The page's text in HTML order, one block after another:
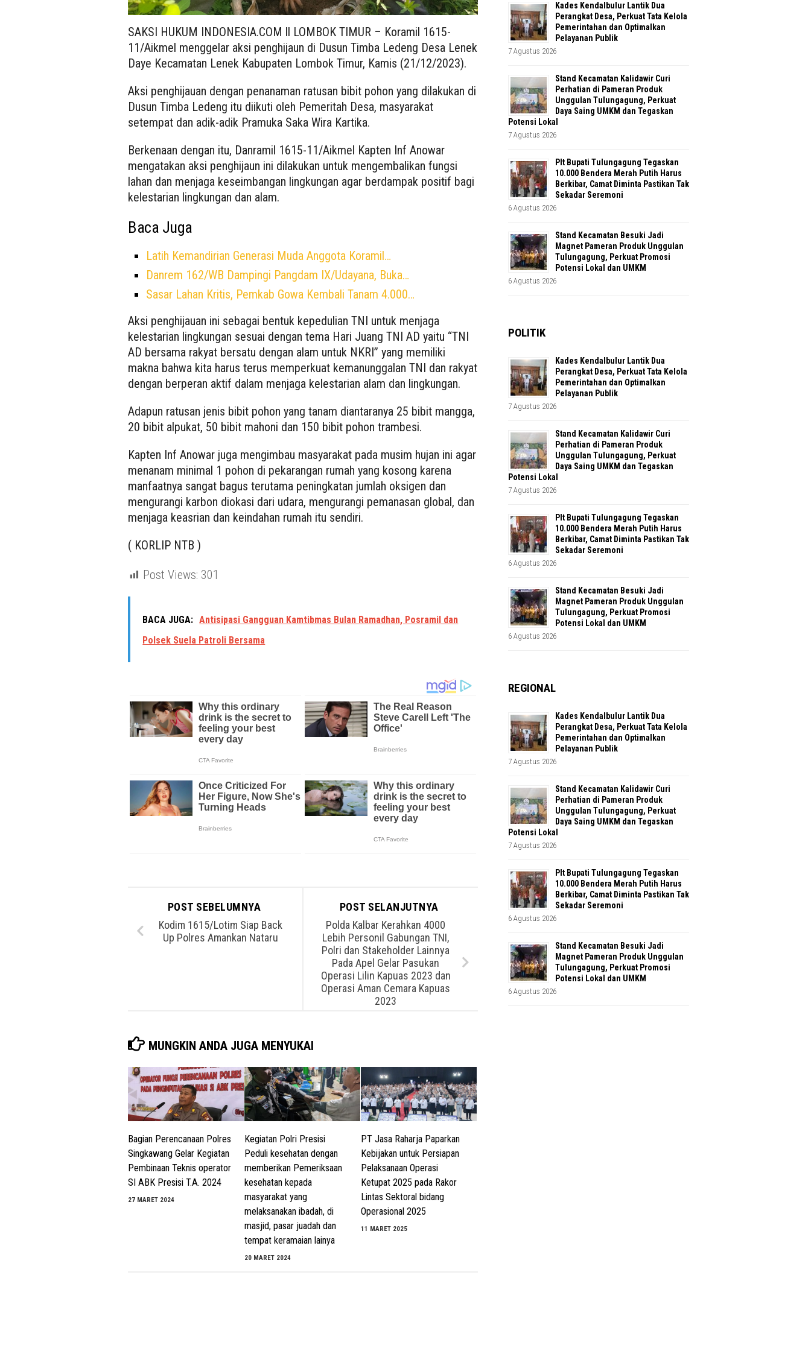
SAKSI HUKUM INDONESIA.COM ll LOMBOK TIMUR – Koramil 1615-
11/Aikmel menggelar aksi penghijaun di Dusun Timba Ledeng Desa Lenek
Daye Kecamatan Lenek Kabupaten Lombok Timur, Kamis (21/12/2023).
Aksi penghijauan dengan penanaman ratusan bibit pohon yang dilakukan di
Dusun Timba Ledeng itu diikuti oleh Pemeritah Desa, masyarakat
setempat dan adik-adik Pramuka Saka Wira Kartika.
Berkenaan dengan itu, Danramil 1615-11/Aikmel Kapten Inf Anowar
mengatakan aksi penghijaun ini dilakukan untuk mengembalikan fungsi
lahan dan menjaga keseimbangan lingkungan agar berdampak positif bagi
kelestarian lingkungan dan alam.
Baca Juga
Latih Kemandirian Generasi Muda Anggota Koramil…
Danrem 162/WB Dampingi Pangdam IX/Udayana, Buka…
Sasar Lahan Kritis, Pemkab Gowa Kembali Tanam 4.000…
Aksi penghijauan ini sebagai bentuk kepedulian TNI untuk menjaga
kelestarian lingkungan sesuai dengan tema Hari Juang TNI AD yaitu “TNI
AD bersama rakyat bersatu dengan alam untuk NKRI” yang memiliki
makna bahwa kita harus terus memperkuat kemanunggalan TNI dan rakyat
dengan berperan aktif dalam menjaga kelestarian alam dan lingkungan.
Adapun ratusan jenis bibit pohon yang tanam diantaranya 25 bibit mangga,
20 bibit alpukat, 50 bibit mahoni dan 150 bibit pohon trambesi.
Kapten Inf Anowar juga mengimbau masyarakat pada musim hujan ini agar
menanam minimal 1 pohon di pekarangan rumah yang kosong karena
manfaatnya sangat bagus terutama peningkatan jumlah oksigen dan
mengurangi karbon diokasi dari udara, mengurangi pemanasan global, dan
menjaga keasrian dan keindahan rumah itu sendiri.
( KORLIP NTB )
Post Views: 301
BACA JUGA: Antisipasi Gangguan Kamtibmas Bulan Ramadhan, Posramil dan
Polsek Suela Patroli Bersama
POST SELANJUTNYA
Polda Kalbar Kerahkan 4000
Lebih Personil Gabungan TNI,
Polri dan Stakeholder Lainnya
Pada Apel Gelar Pasukan
Operasi Lilin Kapuas 2023 dan
Operasi Aman Cemara Kapuas
2023
POST SEBELUMNYA
Kodim 1615/Lotim Siap Back
Up Polres Amankan Nataru
MUNGKIN ANDA JUGA MENYUKAI
Bagian Perencanaan Polres
Singkawang Gelar Kegiatan
Pembinaan Teknis operator
SI ABK Presisi T.A. 2024
27 MARET 2024
Kegiatan Polri Presisi
Peduli kesehatan dengan
memberikan Pemeriksaan
kesehatan kepada
masyarakat yang
melaksanakan ibadah, di
masjid, pasar juadah dan
tempat keramaian lainya
20 MARET 2024
PT Jasa Raharja Paparkan
Kebijakan untuk Persiapan
Pelaksanaan Operasi
Ketupat 2025 pada Rakor
Lintas Sektoral bidang
Operasional 2025
11 MARET 2025
Kades Kendalbulur Lantik Dua
Perangkat Desa, Perkuat Tata Kelola
Pemerintahan dan Optimalkan
Pelayanan Publik
7 Agustus 2026
Stand Kecamatan Kalidawir Curi
Perhatian di Pameran Produk
Unggulan Tulungagung, Perkuat
Daya Saing UMKM dan Tegaskan
Potensi Lokal
7 Agustus 2026
Plt Bupati Tulungagung Tegaskan
10.000 Bendera Merah Putih Harus
Berkibar, Camat Diminta Pastikan Tak
Sekadar Seremoni
6 Agustus 2026
Stand Kecamatan Besuki Jadi
Magnet Pameran Produk Unggulan
Tulungagung, Perkuat Promosi
Potensi Lokal dan UMKM
6 Agustus 2026
POLITIK
Kades Kendalbulur Lantik Dua
Perangkat Desa, Perkuat Tata Kelola
Pemerintahan dan Optimalkan
Pelayanan Publik
7 Agustus 2026
Stand Kecamatan Kalidawir Curi
Perhatian di Pameran Produk
Unggulan Tulungagung, Perkuat
Daya Saing UMKM dan Tegaskan
Potensi Lokal
7 Agustus 2026
Plt Bupati Tulungagung Tegaskan
10.000 Bendera Merah Putih Harus
Berkibar, Camat Diminta Pastikan Tak
Sekadar Seremoni
6 Agustus 2026
Stand Kecamatan Besuki Jadi
Magnet Pameran Produk Unggulan
Tulungagung, Perkuat Promosi
Potensi Lokal dan UMKM
6 Agustus 2026
REGIONAL
Kades Kendalbulur Lantik Dua
Perangkat Desa, Perkuat Tata Kelola
Pemerintahan dan Optimalkan
Pelayanan Publik
7 Agustus 2026
Stand Kecamatan Kalidawir Curi
Perhatian di Pameran Produk
Unggulan Tulungagung, Perkuat
Daya Saing UMKM dan Tegaskan
Potensi Lokal
7 Agustus 2026
Plt Bupati Tulungagung Tegaskan
10.000 Bendera Merah Putih Harus
Berkibar, Camat Diminta Pastikan Tak
Sekadar Seremoni
6 Agustus 2026
Stand Kecamatan Besuki Jadi
Magnet Pameran Produk Unggulan
Tulungagung, Perkuat Promosi
Potensi Lokal dan UMKM
6 Agustus 2026